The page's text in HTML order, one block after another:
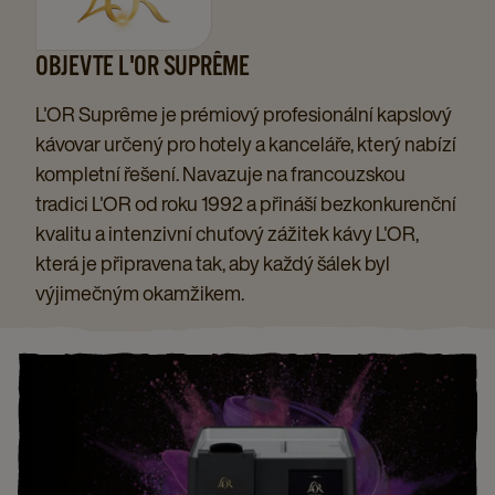
OBJEVTE L'OR SUPRÊME
L'OR Suprême je prémiový profesionální kapslový
kávovar určený pro hotely a kanceláře, který nabízí
kompletní řešení. Navazuje na francouzskou
tradici L'OR od roku 1992 a přináší bezkonkurenční
kvalitu a intenzivní chuťový zážitek kávy L'OR,
která je připravena tak, aby každý šálek byl
výjimečným okamžikem.